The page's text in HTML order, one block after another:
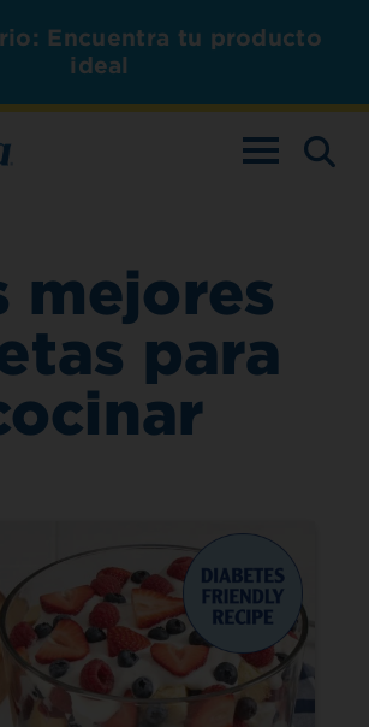
Encuentra tu producto
ideal
ALTERNAR
mejores
para